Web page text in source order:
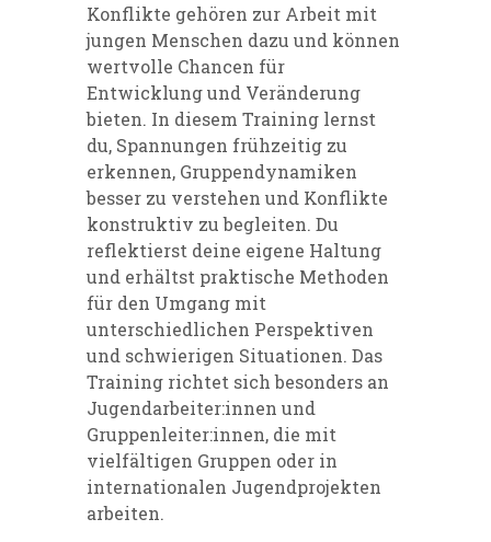
Konflikte gehören zur Arbeit mit
jungen Menschen dazu und können
wertvolle Chancen für
Entwicklung und Veränderung
bieten. In diesem Training lernst
du, Spannungen frühzeitig zu
erkennen, Gruppendynamiken
besser zu verstehen und Konflikte
konstruktiv zu begleiten. Du
reflektierst deine eigene Haltung
und erhältst praktische Methoden
für den Umgang mit
unterschiedlichen Perspektiven
und schwierigen Situationen. Das
Training richtet sich besonders an
Jugendarbeiter:innen und
Gruppenleiter:innen, die mit
vielfältigen Gruppen oder in
internationalen Jugendprojekten
arbeiten.